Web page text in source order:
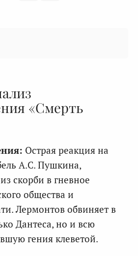
«Смерть
Острая реакция на
А.С. Пушкина,
скорби в гневное
общества и
Лермонтов обвиняет в
Дантеса, но и всю
гения клеветой.